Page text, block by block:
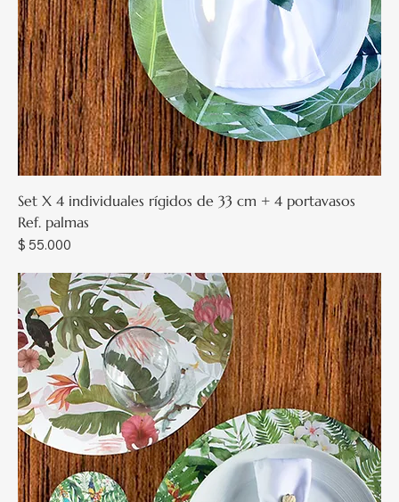
Set X 4 individuales rígidos de 33 cm + 4 portavasos
Ref. palmas
Precio
$ 55.000